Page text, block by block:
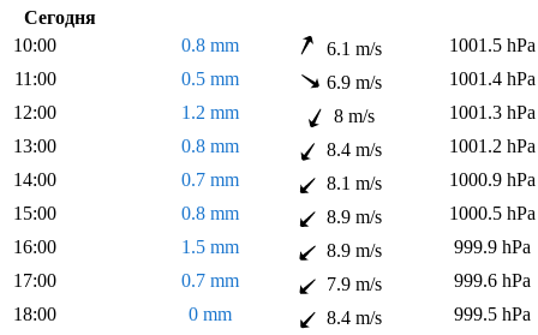
Сегодня
10:00
0.8 mm 6.1 m/s
1001.5 hPa
11:00
0.5 mm 6.9 m/s
1001.4 hPa
12:00
1.2 mm 8 m/s
1001.3 hPa
13:00
0.8 mm 8.4 m/s
1001.2 hPa
14:00
0.7 mm 8.1 m/s
1000.9 hPa
15:00
0.8 mm 8.9 m/s
1000.5 hPa
16:00
1.5 mm 8.9 m/s
999.9 hPa
17:00
0.7 mm 7.9 m/s
999.6 hPa
18:00
0 mm 8.4 m/s
999.5 hPa